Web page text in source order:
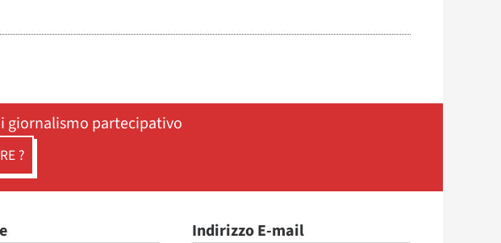
giornalismo partecipativo
?
Indirizzo E-mail